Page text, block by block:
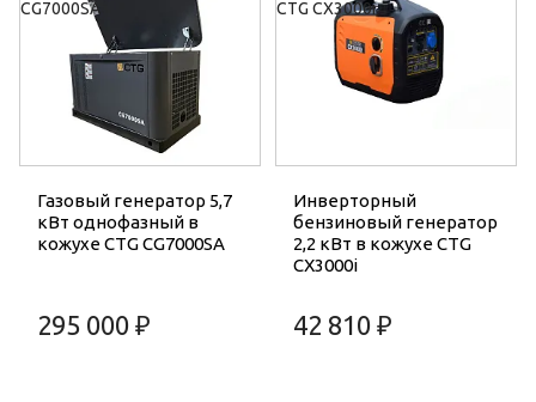
Газовый генератор 5,7
кВт однофазный в
кожухе CTG CG7000SA
295 000 ₽
Инверторный
бензиновый генератор
2,2 кВт в кожухе CTG
CX3000i
42 810 ₽